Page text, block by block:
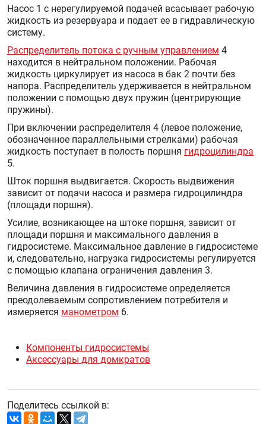
Насос 1 с нерегулируемой подачей всасывает рабочую
жидкость из резервуара и подает ее в гидравлическую
систему.
Распределитель потока с ручным управлением 4
находится в нейтральном положении. Рабочая
жидкость циркулирует из насоса в бак 2 почти без
напора. Распределитель удерживается в нейтральном
положении с помощью двух пружин (центрирующие
пружины).
При включении распределителя 4 (левое положение,
обозначенное параллельными стрелками) рабочая
жидкость поступает в полость поршня гидроцилиндра
5.
Шток поршня выдвигается. Скорость выдвижения
зависит от подачи насоса и размера гидроцилиндра
(площади поршня).
Усилие, возникающее на штоке поршня, зависит от
площади поршня и максимального давления в
гидросистеме. Максимальное давление в гидросистеме
и, следовательно, нагрузка гидросистемы регулируется
с помощью клапана ограничения давления 3.
Величина давления в гидросистеме определяется
преодолеваемым сопротивлением потребителя и
измеряется манометром 6.
Компоненты гидросистемы
Аксессуары для домкратов
Поделитесь ссылкой в: